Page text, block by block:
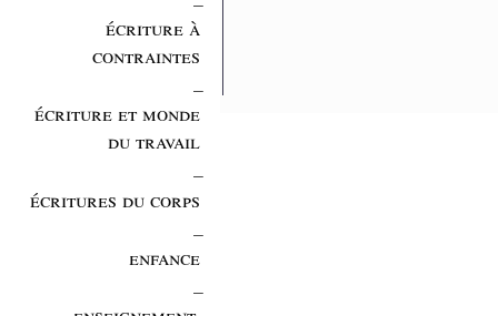
écriture à
contraintes
écriture et monde
du travail
écritures du corps
enfance